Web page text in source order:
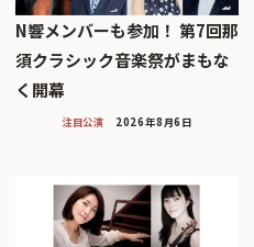
N響メンバーも参加！ 第7回那
須クラシック音楽祭がまもな
く開幕
注目公演 2026年8月6日